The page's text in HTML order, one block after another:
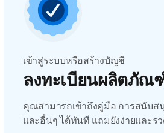
เข้าสู่ระบบหรือสร้างบัญชี
ลงทะเบียนผลิตภั
คุณสามารถเข้าถึงคู่มือ การสนับส
และอื่นๆ ได้ทันที แถมยังง่ายและรว